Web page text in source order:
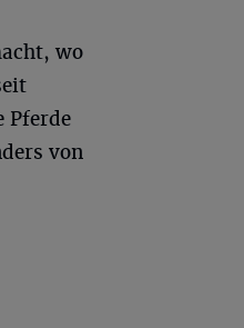
wo
Pferde
von